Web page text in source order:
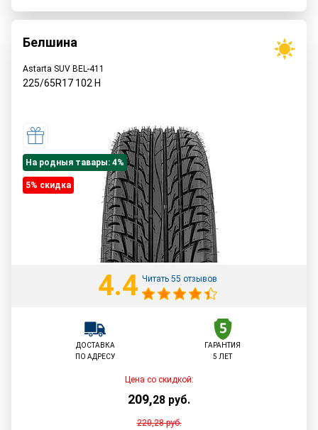
Белшина
Astarta SUV BEL-411
225/65R17 102 H
На родныя тавары: 4%
5% cкидка
4.4 Читать 55 отзывов
ДОСТАВКА
ПО АДРЕСУ
ГАРАНТИЯ
5 ЛЕТ
Цена со скидкой:
209,28 руб.
220,28руб.